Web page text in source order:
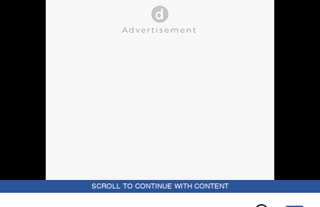
SCROLL TO CONTINUE WITH CONTENT